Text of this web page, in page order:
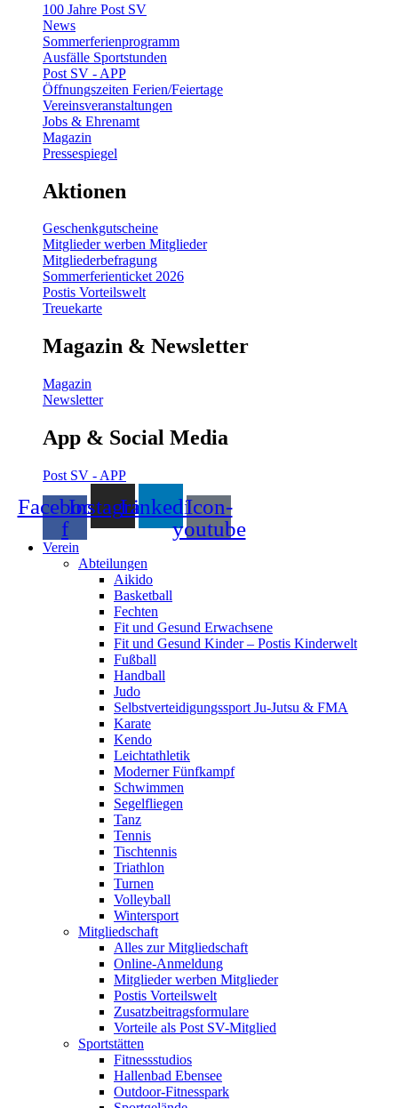
100 Jahre Post SV
News
Sommerferienprogramm
Ausfälle Sportstunden
Post SV - APP
Öffnungszeiten Ferien/Feiertage
Vereinsveranstaltungen
Jobs & Ehrenamt
Magazin
Pressespiegel
Aktionen
Geschenkgutscheine
Mitglieder werben Mitglieder
Mitgliederbefragung
Sommerferienticket 2026
Postis Vorteilswelt
Treuekarte
Magazin & Newsletter
Magazin
Newsletter
App & Social Media
Post SV - APP
Facebook-
f
InstagramLinkedinIcon-
youtube
Verein
Abteilungen
Aikido
Basketball
Fechten
Fit und Gesund Erwachsene
Fit und Gesund Kinder – Postis Kinderwelt
Fußball
Handball
Judo
Selbstverteidigungssport Ju-Jutsu & FMA
Karate
Kendo
Leichtathletik
Moderner Fünfkampf
Schwimmen
Segelfliegen
Tanz
Tennis
Tischtennis
Triathlon
Turnen
Volleyball
Wintersport
Mitgliedschaft
Alles zur Mitgliedschaft
Online-Anmeldung
Mitglieder werben Mitglieder
Postis Vorteilswelt
Zusatzbeitragsformulare
Vorteile als Post SV-Mitglied
Sportstätten
Fitnessstudios
Hallenbad Ebensee
Outdoor-Fitnesspark